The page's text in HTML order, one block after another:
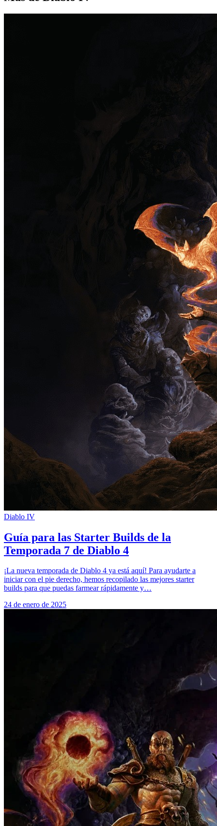
Diablo IV
Guía para las Starter Builds de la
Temporada 7 de Diablo 4
¡La nueva temporada de Diablo 4 ya está aquí! Para ayudarte a
iniciar con el pie derecho, hemos recopilado las mejores starter
builds para que puedas farmear rápidamente y…
24 de enero de 2025